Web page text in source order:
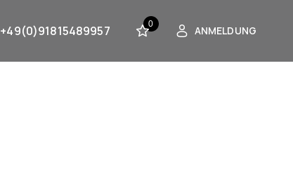
+49(0)91815489957 0 ANMELDUNG